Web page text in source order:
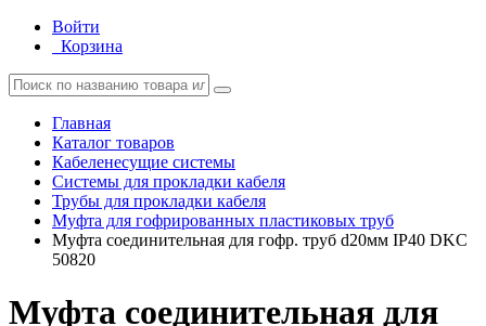
Войти
Корзина
Главная
Каталог товаров
Кабеленесущие системы
Системы для прокладки кабеля
Трубы для прокладки кабеля
Муфта для гофрированных пластиковых труб
Муфта соединительная для гофр. труб d20мм IP40 DKC
50820
Муфта соединительная для